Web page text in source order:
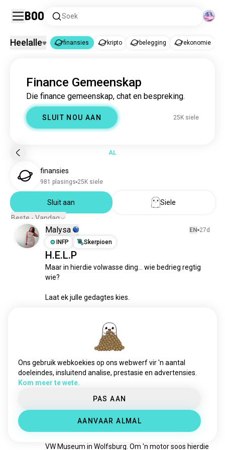
Boo Soek
finansies
kripto 188K siele
belegging
Heelalle finansies kripto belegging ekonomie
Finance Gemeenskap
Die finance gemeenskap, chat en bespreking.
SLUIT NOU AAN 25K siele
AL
finansies
981 plasings 25K siele
Sluit aan
Siele
Beste - Vandag
Malysa EN 27d
INFP
Skerpioen
H.E.L.P
Maar in hierdie volwasse ding... wie bedrieg regtig
wie?
Laat ek julle gedagtes kies.
vir die salaris om in die rekening te beland en amper
onmiddellik te verdwyn?
volgende staar jy na jou...
4 0
Liebrecht EN
Vis
'n Seltenheid
VW Museum in Wolfsburg. Om 'n motor soos hierdie
Ons gebruik webkoekies op ons webwerf vir 'n aantal
doeleindes, insluitend analise, prestasie en advertensies.
Kom meer te wete.
PAS AAN
AANVAAR ALMAL